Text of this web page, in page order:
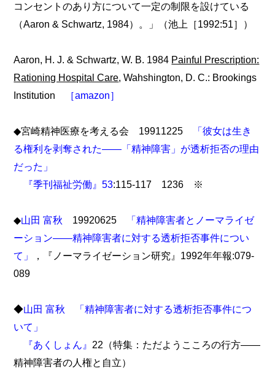
コンセントのあり方について一定の制限を設けている
（Aaron & Schwartz, 1984）。」（池上［1992:51］）
Aaron, H. J. & Schwartz, W. B. 1984 Painful Prescription:
Rationing Hospital Care, Wahshington, D. C.: Brookings
Institution
［amazon］
◆宮崎精神医療を考える会 19911225
「彼女は生き
る権利を剥奪された――「精神障害」が透析拒否の理由
だった」
『季刊福祉労働』53:115-117 1236 ※
◆山田 富秋 19920625
「精神障害者とノーマライゼ
ーション――精神障害者に対する透析拒否事件につい
て」
，『ノーマライゼーション研究』1992年年報:079-
089
◆山田 富秋
「精神障害者に対する透析拒否事件につ
いて」
『あくしょん』 22（特集：ただようこころの行方――
精神障害者の人権と自立）